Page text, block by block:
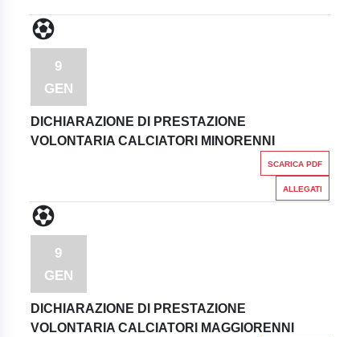
9
GEN
DICHIARAZIONE DI PRESTAZIONE
VOLONTARIA CALCIATORI MINORENNI
SCARICA PDF
ALLEGATI
9
GEN
DICHIARAZIONE DI PRESTAZIONE
VOLONTARIA CALCIATORI MAGGIORENNI